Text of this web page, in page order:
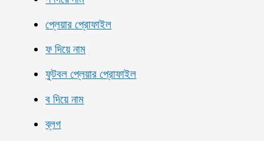
প্লেয়ার প্রোফাইল
ফ দিয়ে নাম
ফুটবল প্লেয়ার প্রোফাইল
ব দিয়ে নাম
ব্লগ